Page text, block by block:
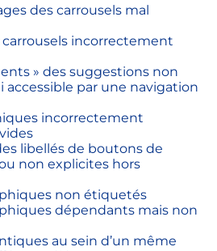
des carrousels mal
incorrectement
» des suggestions non
accessible par une navigation
incorrectement
libellés de boutons de
non explicites hors
non étiquetés
dépendants mais non
au sein d’un même